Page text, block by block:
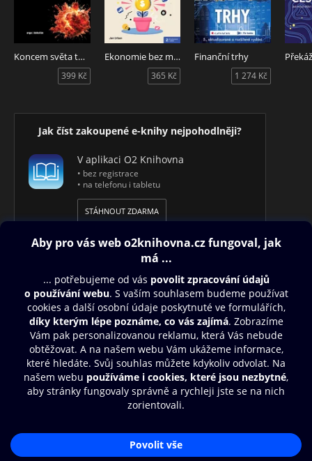
Koncem světa to teprve začne
399 Kč
Ekonomie bez mýtů a iluzí - 2. aktualizované vydání
365 Kč
Finanční trhy
1 274 Kč
Jak číst zakoupené e-knihy nejpohodlněji?
V aplikaci O2 Knihovna
• bez registrace
• na telefonu i tabletu
STÁHNOUT ZDARMA
Obsah ke stažení
Moje O2 Knihovna
Další zábava
Nákupní řád
Přístupnost
Aplikace O2 Knihovna